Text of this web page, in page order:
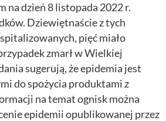
na dzień 8 listopada 2022 r.
Dziewiętnaście z tych
pięć miało
zmarł w Wielkiej
sugerują, że epidemia jest
do spożycia produktami z
na temat ognisk można
epidemii opublikowanej przez